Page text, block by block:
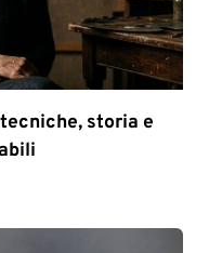
storia e